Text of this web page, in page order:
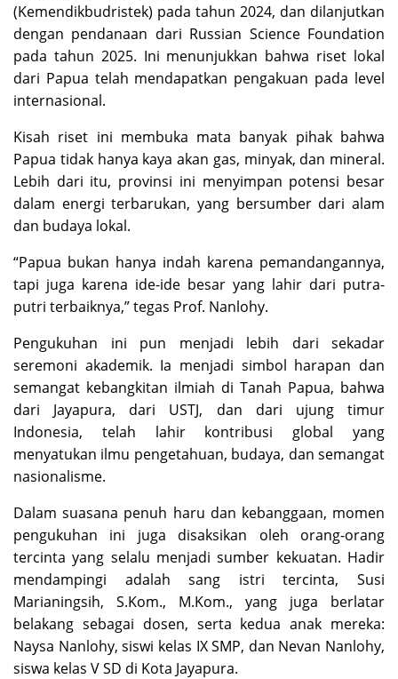
(Kemendikbudristek) pada tahun 2024, dan dilanjutkan
dengan pendanaan dari Russian Science Foundation
pada tahun 2025. Ini menunjukkan bahwa riset lokal
dari Papua telah mendapatkan pengakuan pada level
internasional.
Kisah riset ini membuka mata banyak pihak bahwa
Papua tidak hanya kaya akan gas, minyak, dan mineral.
Lebih dari itu, provinsi ini menyimpan potensi besar
dalam energi terbarukan, yang bersumber dari alam
dan budaya lokal.
“Papua bukan hanya indah karena pemandangannya,
tapi juga karena ide-ide besar yang lahir dari putra-
putri terbaiknya,” tegas Prof. Nanlohy.
Pengukuhan ini pun menjadi lebih dari sekadar
seremoni akademik. Ia menjadi simbol harapan dan
semangat kebangkitan ilmiah di Tanah Papua, bahwa
dari Jayapura, dari USTJ, dan dari ujung timur
Indonesia, telah lahir kontribusi global yang
menyatukan ilmu pengetahuan, budaya, dan semangat
nasionalisme.
Dalam suasana penuh haru dan kebanggaan, momen
pengukuhan ini juga disaksikan oleh orang-orang
tercinta yang selalu menjadi sumber kekuatan. Hadir
mendampingi adalah sang istri tercinta, Susi
Marianingsih, S.Kom., M.Kom., yang juga berlatar
belakang sebagai dosen, serta kedua anak mereka:
Naysa Nanlohy, siswi kelas IX SMP, dan Nevan Nanlohy,
siswa kelas V SD di Kota Jayapura.